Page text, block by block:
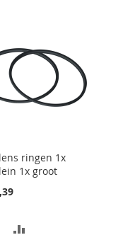
ringen 1x
1x groot